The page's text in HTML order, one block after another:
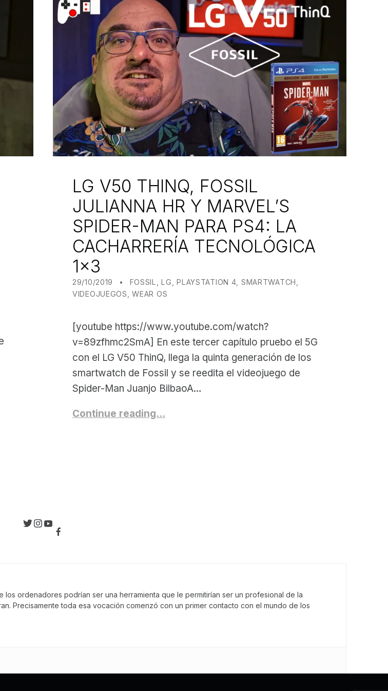
LG V50 THINQ, FOSSIL
JULIANNA HR Y MARVEL’S
SPIDER-MAN PARA PS4: LA
CACHARRERÍA TECNOLÓGICA
1×3
29/10/2019 WRITTEN BY:
JUANJO BILBAO
FOSSIL ,LG ,PLAYSTATION 4 SMARTWATCH
VIDEOJUEGOS
,WEAR OS
[youtube https://www.youtube.com/watch?
v=89zfhmc2SmA] En este tercer capítulo pruebo el 5G
con el LG V50 ThinQ, llega la quinta generación de los
smartwatch de Fossil y se reedita el videojuego de
Spider-Man Juanjo BilbaoA…
Continue reading…
ordenadores podrían ser una herramienta que le permitirían ser un profesional de la
Precisamente toda esa vocación comenzó con un primer contacto con el mundo de los